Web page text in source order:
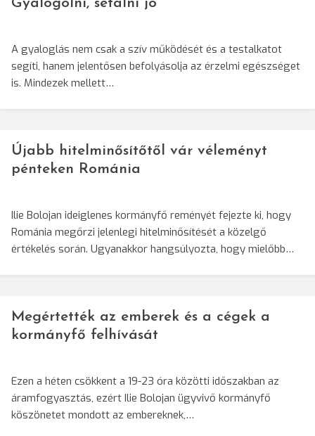
Gyalogolni, sétálni jó
A gyaloglás nem csak a szív működését és a testalkatot
segíti, hanem jelentősen befolyásolja az érzelmi egészséget
is. Mindezek mellett…
Újabb hitelminősítőtől vár véleményt
pénteken Románia
Ilie Bolojan ideiglenes kormányfő reményét fejezte ki, hogy
Románia megőrzi jelenlegi hitelminősítését a közelgő
értékelés során. Ugyanakkor hangsúlyozta, hogy mielőbb…
Megértették az emberek és a cégek a
kormányfő felhívását
Ezen a héten csökkent a 19-23 óra közötti időszakban az
áramfogyasztás, ezért Ilie Bolojan ügyvivő kormányfő
köszönetet mondott az embereknek,…